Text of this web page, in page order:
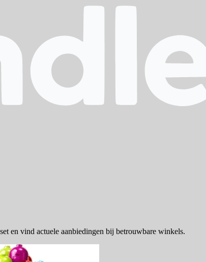
en vind actuele aanbiedingen bij betrouwbare winkels.